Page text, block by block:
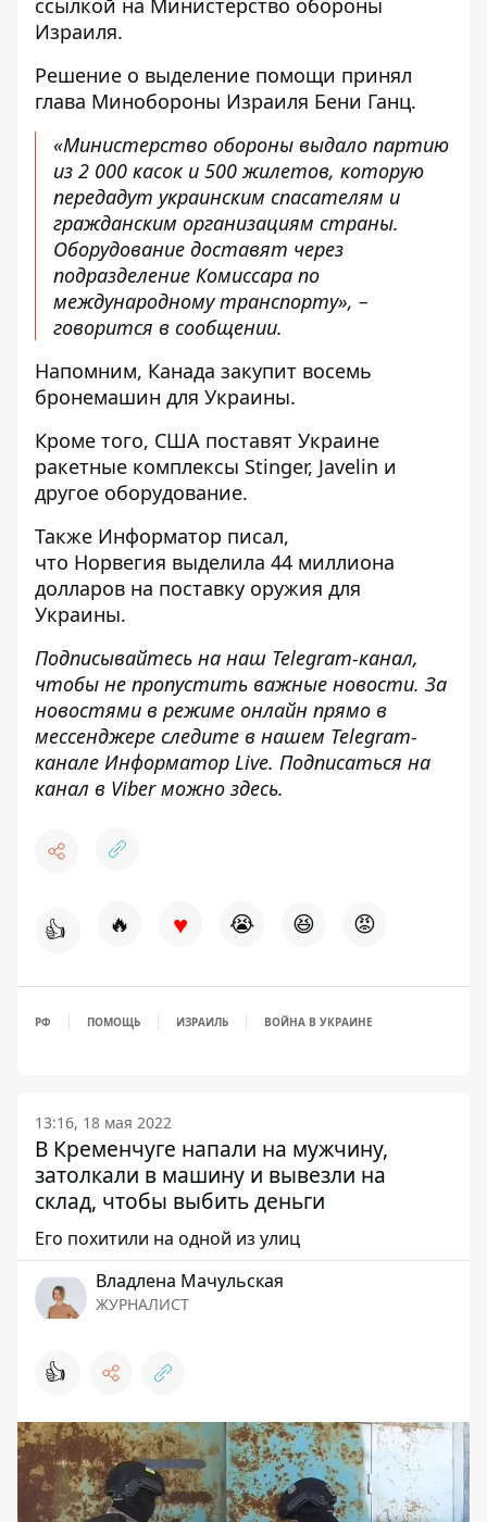
ссылкой на Министерство обороны
Израиля.
Решение о выделение помощи принял
глава Минобороны Израиля Бени Ганц.
«Министерство обороны выдало партию
из 2 000 касок и 500 жилетов, которую
передадут украинским спасателям и
гражданским организациям страны.
Оборудование доставят через
подразделение Комиссара по
международному транспорту», –
говорится в сообщении.
Напомним, Канада закупит восемь
бронемашин для Украины.
Кроме того, США поставят Украине
ракетные комплексы Stinger, Javelin и
другое оборудование.
Также Информатор писал,
что Норвегия выделила 44 миллиона
долларов на поставку оружия для
Украины.
Подписывайтесь на наш Telegram-канал,
чтобы не пропустить важные новости. За
новостями в режиме онлайн прямо в
мессенджере следите в нашем Telegram-
канале Информатор Live. Подписаться на
канал в Viber можно здесь.
👍 🔥 ♥ 😭 😆 😡
РФ ПОМОЩЬ ИЗРАИЛЬ ВОЙНА В УКРАИНЕ
13:16, 18 мая 2022
В Кременчуге напали на мужчину,
затолкали в машину и вывезли на
склад, чтобы выбить деньги
Его похитили на одной из улиц
Владлена Мачульская
ЖУРНАЛИСТ
👍